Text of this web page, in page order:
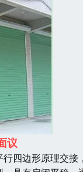
议
四边形原理交